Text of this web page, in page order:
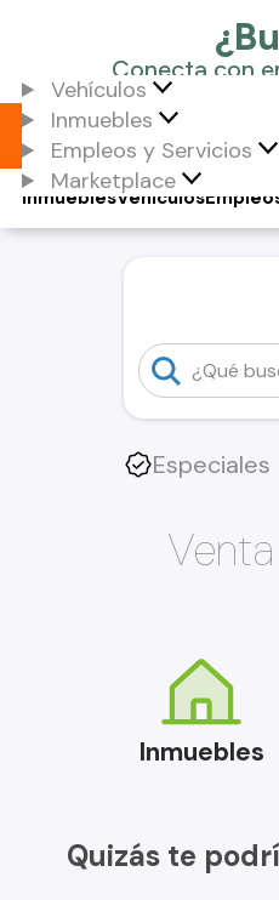
Vehículos
Inmuebles
Empleos y Servicios
Marketplace
Vehículos
Inmuebles
Especiales
Inmuebles
Quizás te